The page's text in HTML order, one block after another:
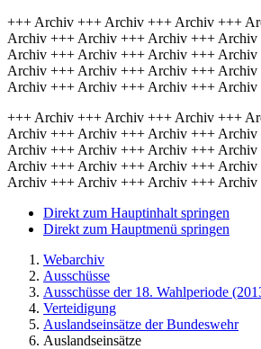
+++ Archiv +++ Archiv +++ Archiv +++
Archiv +++ Archiv +++ Archiv +++
Archiv +++ Archiv +++ Archiv +++
Archiv +++ Archiv +++ Archiv +++
Archiv +++ Archiv +++ Archiv +++
+++ Archiv +++ Archiv +++ Archiv +++
Archiv +++ Archiv +++ Archiv +++
Archiv +++ Archiv +++ Archiv +++
Archiv +++ Archiv +++ Archiv +++
Archiv +++ Archiv +++ Archiv +++
Direkt zum Hauptinhalt springen
Direkt zum Hauptmenü springen
Webarchiv
Ausschüsse
Ausschüsse der 18. Wahlperiode
Verteidigung
Auslandseinsätze der Bundeswehr
Auslandseinsätze